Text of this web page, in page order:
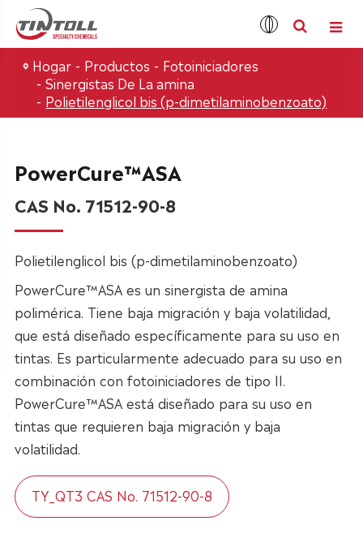
Hogar Productos
Fotoiniciadores
Sinergistas De La amina
Polietilenglicol bis (p-dimetilaminobenzoato)
PowerCure™ASA
CAS No. 71512-90-8
Polietilenglicol bis (p-dimetilaminobenzoato)
PowerCure™ASA es un sinergista de amina
polimérica. Tiene baja migración y baja volatilidad,
que está diseñado específicamente para su uso en
tintas. Es particularmente adecuado para su uso en
combinación con fotoiniciadores de tipo II.
PowerCure™ASA está diseñado para su uso en
tintas que requieren baja migración y baja
volatilidad.
TY_QT3 CAS No. 71512-90-8